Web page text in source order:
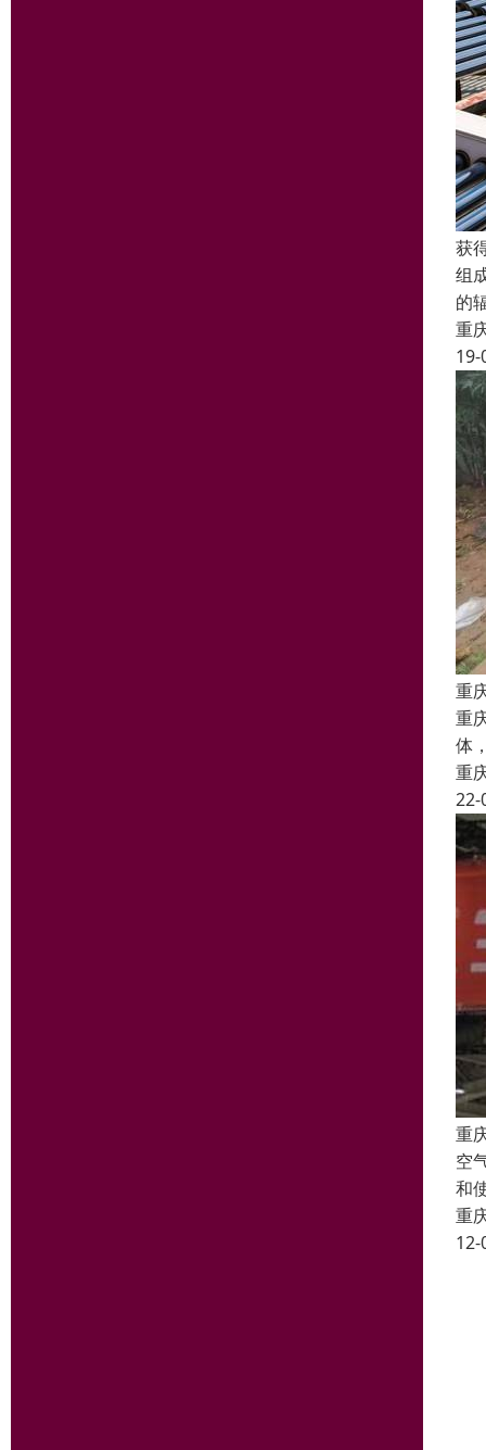
获
组
的
重
19-
重
重
体
重
22-
重
空
和
重
12-